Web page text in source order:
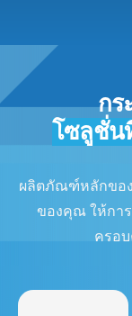
กร
โซลูชั่น
ผลิตภัณฑ์หลักของ
ของคุณ ให้กา
ครอ